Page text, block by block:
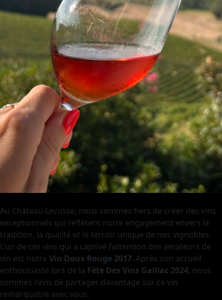
Au Château Lecusse, nous sommes fiers de créer des vins
exceptionnels qui reflètent notre engagement envers la
tradition, la qualité et le terroir unique de nos vignobles.
L’un de ces vins qui a captivé l’attention des amateurs de
vin est notre Vin Doux Rouge 2017. Après son accueil
enthousiaste lors de la Fête Des Vins Gaillac 2024, nous
sommes ravis de partager davantage sur ce vin
remarquable avec vous.